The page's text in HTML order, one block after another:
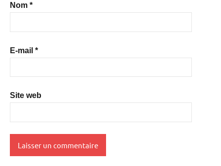
Nom *
E-mail *
Site web